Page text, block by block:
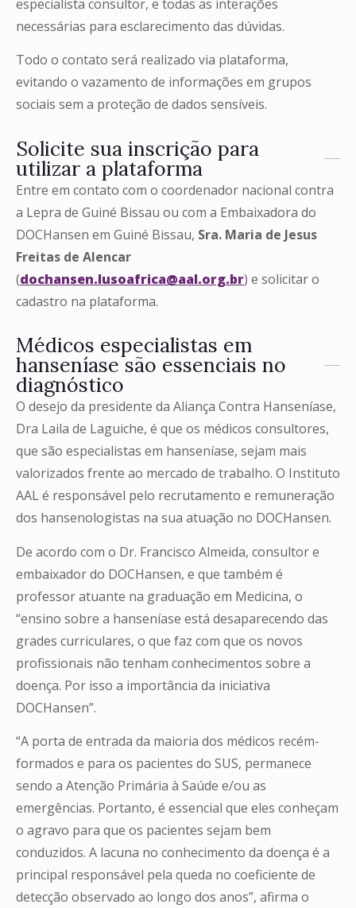
especialista consultor, e todas as interações
necessárias para esclarecimento das dúvidas.
Todo o contato será realizado via plataforma,
evitando o vazamento de informações em grupos
sociais sem a proteção de dados sensíveis.
Solicite sua inscrição para
utilizar a plataforma
Entre em contato com o coordenador nacional contra
a Lepra de Guiné Bissau ou com a Embaixadora do
DOCHansen em Guiné Bissau, Sra. Maria de Jesus
Freitas de Alencar
(dochansen.lusoafrica@aal.org.br) e solicitar o
cadastro na plataforma.
Médicos especialistas em
hanseníase são essenciais no
diagnóstico
O desejo da presidente da Aliança Contra Hanseníase,
Dra Laila de Laguiche, é que os médicos consultores,
que são especialistas em hanseníase, sejam mais
valorizados frente ao mercado de trabalho. O Instituto
AAL é responsável pelo recrutamento e remuneração
dos hansenologistas na sua atuação no DOCHansen.
De acordo com o Dr. Francisco Almeida, consultor e
embaixador do DOCHansen, e que também é
professor atuante na graduação em Medicina, o
“ensino sobre a hanseníase está desaparecendo das
grades curriculares, o que faz com que os novos
profissionais não tenham conhecimentos sobre a
doença. Por isso a importância da iniciativa
DOCHansen”.
“A porta de entrada da maioria dos médicos recém-
formados e para os pacientes do SUS, permanece
sendo a Atenção Primária à Saúde e/ou as
emergências. Portanto, é essencial que eles conheçam
o agravo para que os pacientes sejam bem
conduzidos. A lacuna no conhecimento da doença é a
principal responsável pela queda no coeficiente de
detecção observado ao longo dos anos”, afirma o